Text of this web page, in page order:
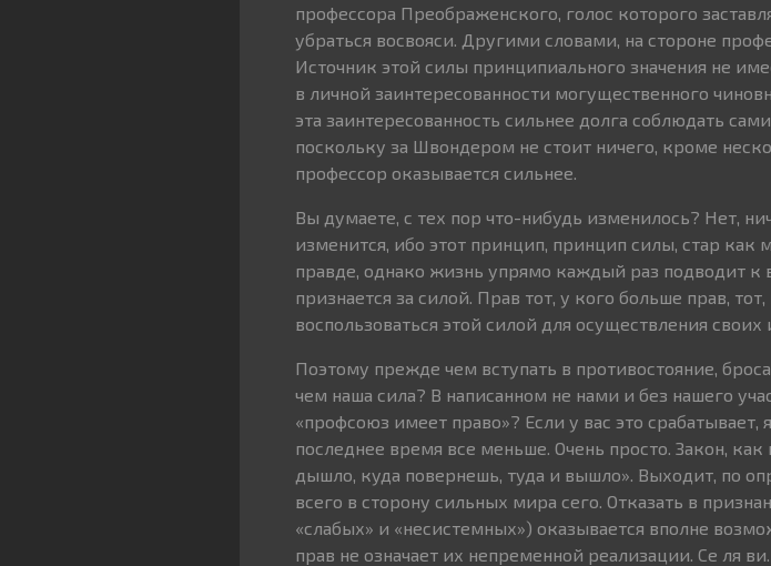
профессора Преображенского, голос которого
убраться восвояси. Другими словами, на стороне
Источник этой силы принципиального значения не
в личной заинтересованности могущественного
эта заинтересованность сильнее долга соблюдать
поскольку за Швондером не стоит ничего, кроме
профессор оказывается сильнее.
Вы думаете, с тех пор что-нибудь изменилось? Нет,
изменится, ибо этот принцип, принцип силы, стар как
правде, однако жизнь упрямо каждый раз подводит к
признается за силой. Прав тот, у кого больше прав,
воспользоваться этой силой для осуществления своих
Поэтому прежде чем вступать в противостояние,
чем наша сила? В написанном не нами и без нашего
«профсоюз имеет право»? Если у вас это срабатывает,
последнее время все меньше. Очень просто. Закон,
дышло, куда повернешь, туда и вышло». Выходит, по
всего в сторону сильных мира сего. Отказать в
«слабых» и «несистемных») оказывается вполне
прав не означает их непременной реализации. Се ля